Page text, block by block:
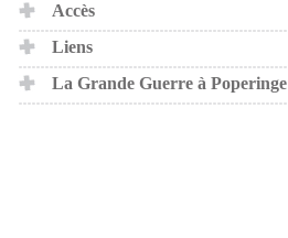
Accès
Liens
La Grande Guerre à Poperinge